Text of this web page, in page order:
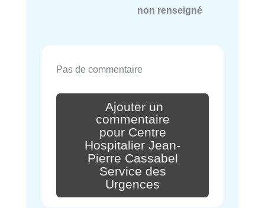
non renseigné
Pas de commentaire
Ajouter un
commentaire
pour Centre
Hospitalier Jean-
Pierre Cassabel
Service des
Urgences